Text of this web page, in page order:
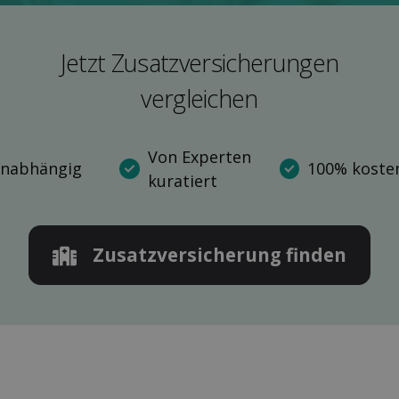
Jetzt Zusatz­versicherungen
ver­gleichen
Von Experten
kuratiert
100%
Zusatz­versicherung finden